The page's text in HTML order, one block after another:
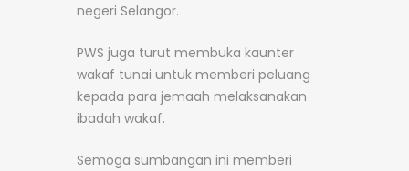
negeri Selangor.
PWS juga turut membuka kaunter
wakaf tunai untuk memberi peluang
kepada para jemaah melaksanakan
ibadah wakaf.
Semoga sumbangan ini memberi